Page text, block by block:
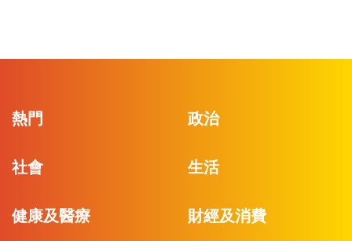
熱門 政治
社會 生活
健康及醫療 財經及消費